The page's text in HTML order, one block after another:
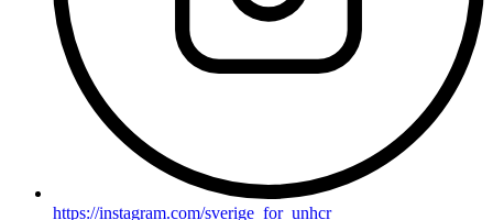
https://instagram.com/sverige_for_unhcr